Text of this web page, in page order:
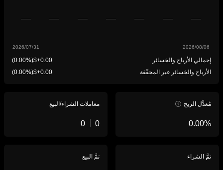
إجمالي الأرباح والخسائر (
)
الأرباح والخسائر غير المحقّقة
(
)
مُعدَّل الربح معاملات الشراء/البيع
‏‎0‏
تمَّ الشراء تمَّ البيع